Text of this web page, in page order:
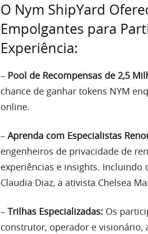
O Nym ShipYard
Empolgantes para
Experiência:
– Pool de Recompensas de 2,5
chance de ganhar tokens NYM
online.
– Aprenda com Especialistas
engenheiros de privacidade de
experiências e insights. Incluindo
Claudia Diaz, a ativista Chelsea
– Trilhas Especializadas: Os
construtor, operador e visionário,